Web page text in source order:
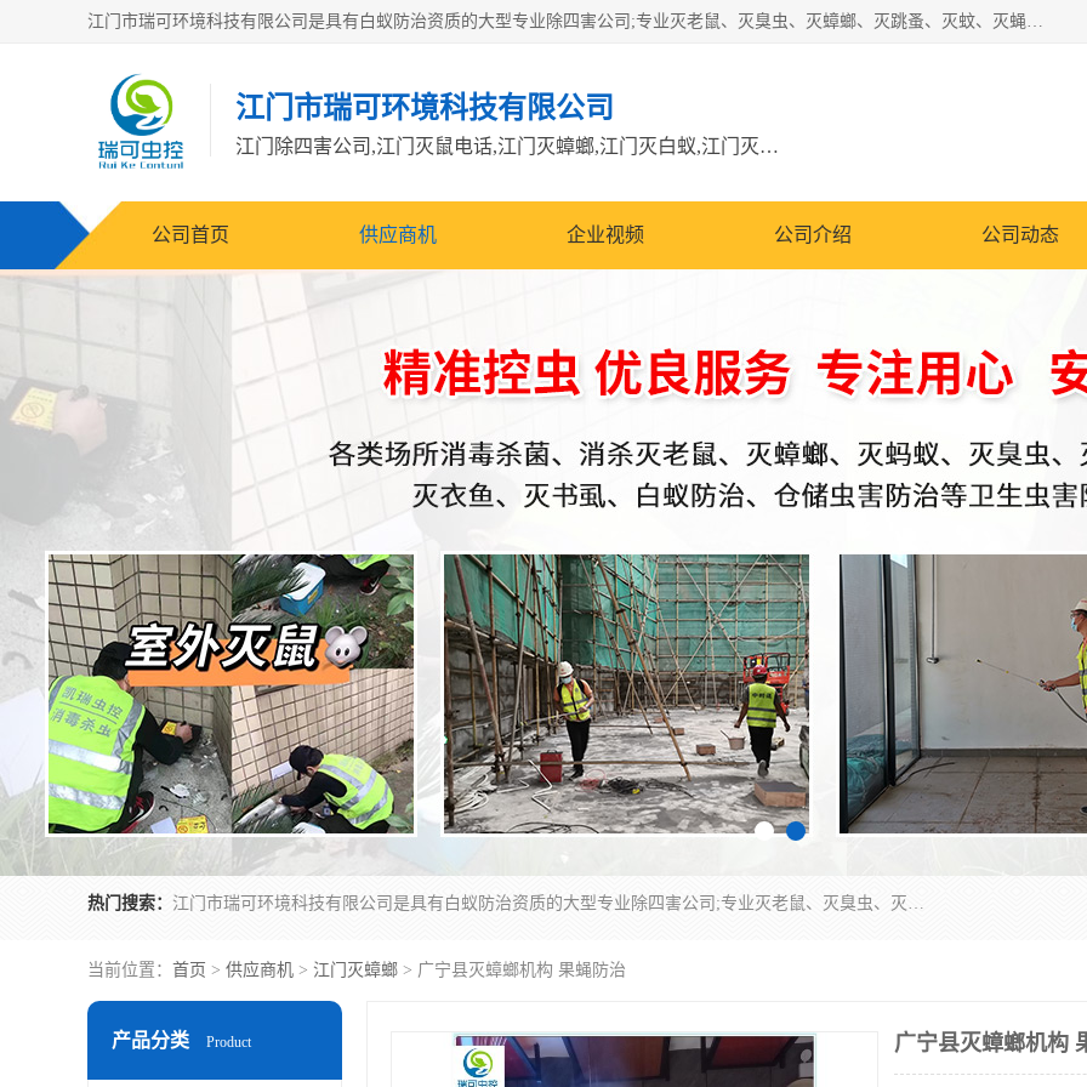
江门市瑞可环境科技有限公司是具有白蚁防治资质的大型专业除四害公司;专业灭老鼠、灭臭虫、灭蟑螂、灭跳蚤、灭蚊、灭蝇、灭白蚁、防蛇等各种害虫的防治。经过多年的努力，公司发展成为集PCO研究、生物制药、害虫防治于一体的专业杀虫灭鼠公司。
江门市瑞可环境科技有限公司
江门除四害公司,江门灭鼠电话,江门灭蟑螂,江门灭白蚁,江门灭鼠江门
公司首页 供应商机 企业视频 公司介绍 公司动态
热门搜索： 江门市瑞可环境科技有限公司是具有白蚁防治资质的大型专业除四害公司;专业灭老鼠、灭臭虫、灭蟑螂、灭跳蚤、灭蚊、灭蝇、灭白蚁、防蛇等各种害虫的防治。经过多年的努力，公司发展成为集PCO研究、生物制药、害虫防治于一体的专业杀虫灭鼠公司。
当前位置： 首页 > 供应商机 > 江门灭蟑螂 > 广宁县灭蟑螂机构 果蝇防治
产品分类 Product 广宁县灭蟑螂机构